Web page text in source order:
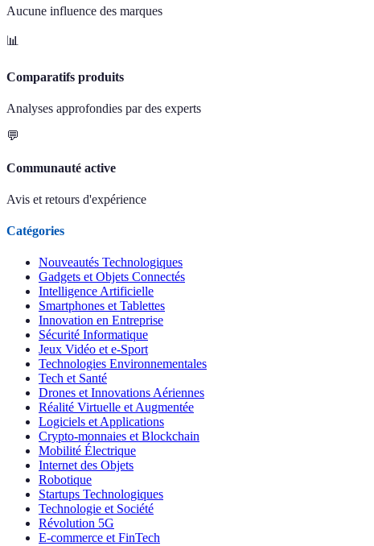
Aucune influence des marques
📊
Comparatifs produits
Analyses approfondies par des experts
💬
Communauté active
Avis et retours d'expérience
Catégories
Nouveautés Technologiques
Gadgets et Objets Connectés
Intelligence Artificielle
Smartphones et Tablettes
Innovation en Entreprise
Sécurité Informatique
Jeux Vidéo et e-Sport
Technologies Environnementales
Tech et Santé
Drones et Innovations Aériennes
Réalité Virtuelle et Augmentée
Logiciels et Applications
Crypto-monnaies et Blockchain
Mobilité Électrique
Internet des Objets
Robotique
Startups Technologiques
Technologie et Société
Révolution 5G
E-commerce et FinTech